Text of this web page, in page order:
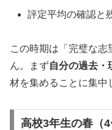
評定平均の確認と
この時期は「完璧な
ん。まず自分の過去・
材を集めることに集中
高校3年生の春（